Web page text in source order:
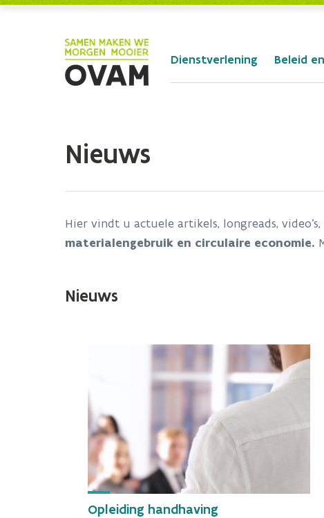
Dienstverlening Beleid
Nieuws
Hier vindt u actuele artikels, longreads,
materialengebruik en circulaire economie.
Nieuws
Opleiding handhaving